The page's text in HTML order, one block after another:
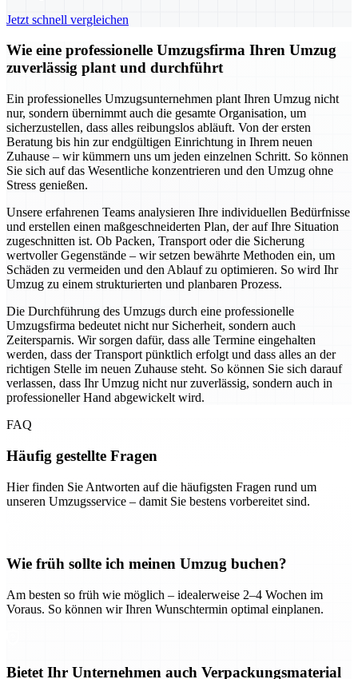
Jetzt schnell vergleichen
Wie eine professionelle Umzugsfirma Ihren Umzug
zuverlässig plant und durchführt
Ein professionelles Umzugsunternehmen plant Ihren Umzug nicht
nur, sondern übernimmt auch die gesamte Organisation, um
sicherzustellen, dass alles reibungslos abläuft. Von der ersten
Beratung bis hin zur endgültigen Einrichtung in Ihrem neuen
Zuhause – wir kümmern uns um jeden einzelnen Schritt. So können
Sie sich auf das Wesentliche konzentrieren und den Umzug ohne
Stress genießen.
Unsere erfahrenen Teams analysieren Ihre individuellen Bedürfnisse
und erstellen einen maßgeschneiderten Plan, der auf Ihre Situation
zugeschnitten ist. Ob Packen, Transport oder die Sicherung
wertvoller Gegenstände – wir setzen bewährte Methoden ein, um
Schäden zu vermeiden und den Ablauf zu optimieren. So wird Ihr
Umzug zu einem strukturierten und planbaren Prozess.
Die Durchführung des Umzugs durch eine professionelle
Umzugsfirma bedeutet nicht nur Sicherheit, sondern auch
Zeitersparnis. Wir sorgen dafür, dass alle Termine eingehalten
werden, dass der Transport pünktlich erfolgt und dass alles an der
richtigen Stelle im neuen Zuhause steht. So können Sie sich darauf
verlassen, dass Ihr Umzug nicht nur zuverlässig, sondern auch in
professioneller Hand abgewickelt wird.
FAQ
Häufig gestellte Fragen
Hier finden Sie Antworten auf die häufigsten Fragen rund um
unseren Umzugsservice – damit Sie bestens vorbereitet sind.
Wie früh sollte ich meinen Umzug buchen?
Am besten so früh wie möglich – idealerweise 2–4 Wochen im
Voraus. So können wir Ihren Wunschtermin optimal einplanen.
Bietet Ihr Unternehmen auch Verpackungsmaterial